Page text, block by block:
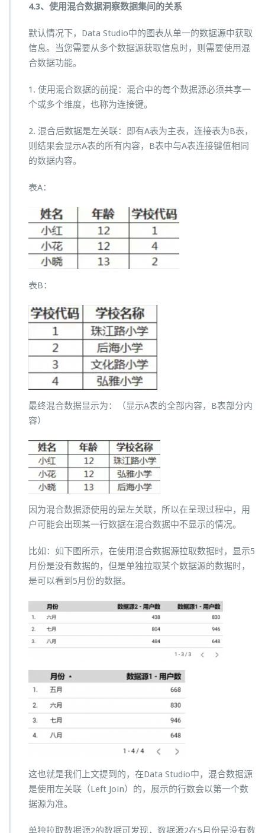
4.3、使用混合数据洞察数据集间的关系
默认情况下，Data Studio中的图表从单一的数据源中获取
信息。当您需要从多个数据源获取信息时，则需要使用混
合数据功能。
1. 使用混合数据的前提：混合中的每个数据源必须共享一
个或多个维度，也称为连接键。
2. 混合后数据是左关联：即有A表为主表，连接表为B表，
则结果会显示A表的所有内容，B表中与A表连接键值相同
的数据内容。
表A：
表B：
最终混合数据显示为：（显示A表的全部内容，B表部分内
容）
因为混合数据源使用的是左关联，所以在呈现过程中，用
户可能会出现某一行数据在混合数据中不显示的情况。
比如：如下图所示，在使用混合数据源拉取数据时，显示5
月份是没有数据的，但是单独拉取某个数据源的数据时，
是可以看到5月份的数据。
这也就是我们上文提到的，在Data Studio中，混合数据源
是使用左关联（Left Join）的，展示的行数会以第一个数
据源为准。
单独拉取数据源2的数据可发现，数据源2在5月份是没有数